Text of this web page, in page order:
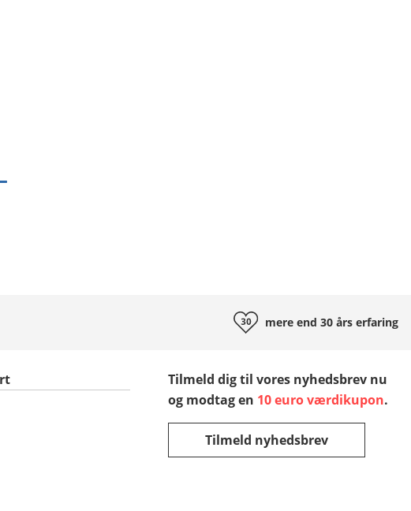
mere end 30 års erfaring
Tilmeld dig til vores nyhedsbrev nu
og modtag en 10 euro værdikupon.
Tilmeld nyhedsbrev